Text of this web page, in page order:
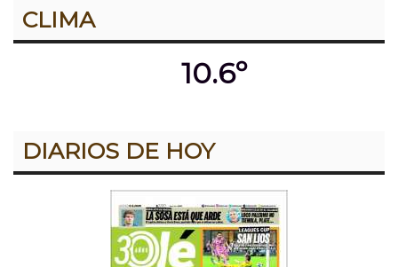
CLIMA
10.6º
DIARIOS DE HOY